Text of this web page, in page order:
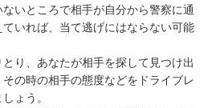
いところで相手が自分から警察に通
いれば、当て逃げにはならない可能
り、あなたが相手を探して見つけ出
の時の相手の態度などをドライブレ
ょう。